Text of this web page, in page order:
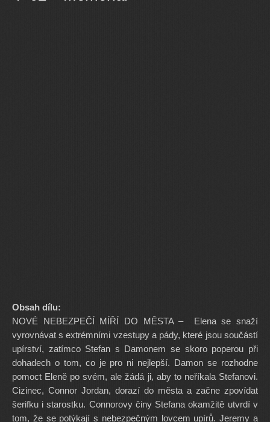
Obsah dílu:
NOVÉ NEBEZPEČÍ MÍŘÍ DO MĚSTA – Elena se snaží
vyrovnávat s extrémními vzestupy a pády, které jsou součástí
upírství, zatímco Stefan s Damonem se skoro poperou při
dohadech o tom, co je pro ni nejlepší. Damon se rozhodne
pomoct Eleně po svém, ale žádá ji, aby to neříkala Stefanovi.
Cizinec, Connor Jordan, dorazí do města a začne zpovídat
šerifku i starostku. Connorovy činy Stefana okamžitě utvrdí v
tom, že se potýkají s nebezpečným lovcem upírů. Jeremy a